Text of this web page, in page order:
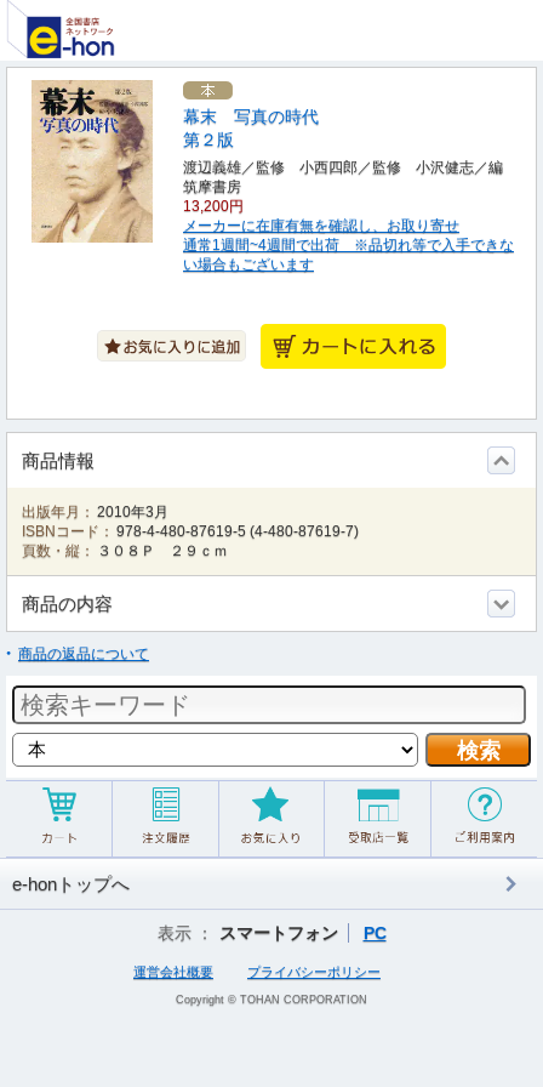
幕末 写真の時代
第２版
渡辺義雄／監修 小西四郎／監修 小沢健志／編
筑摩書房
13,200円
メーカーに在庫有無を確認し、お取り寄せ
通常1週間~4週間で出荷 ※品切れ等で入手できな
い場合もございます
商品情報
出版年月： 2010年3月
ISBNコード： 978-4-480-87619-5 (4-480-87619-7)
頁数・縦：
３０８Ｐ ２９ｃｍ
商品の内容
商品の返品について
e-honトップへ
表示 ： スマートフォン PC
運営会社概要 プライバシーポリシー
Copyright © TOHAN CORPORATION